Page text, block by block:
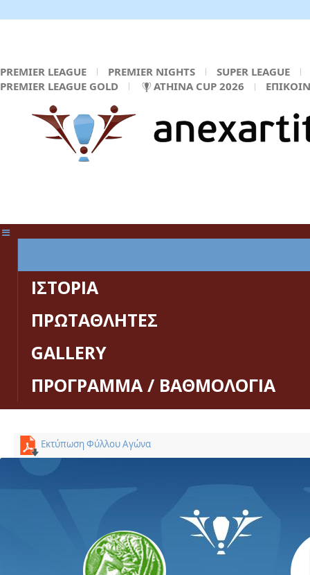
PREMIER LEAGUE PREMIER NIGHTS
SUPER LEAGUE
PREMIER LEAGUE GOLD
ATHINA CUP 2026
ΙΣΤΟΡΙΑ
ΠΡΩΤΑΘΛΗΤΕΣ
GALLERY
ΠΡΟΓΡΑΜΜΑ / ΒΑΘΜΟΛΟΓΙΑ
Εκτύπωση Φύλλου Αγώνα